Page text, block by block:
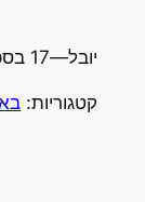
יובל—17 בספטמבר, 2006
קטגוריות: